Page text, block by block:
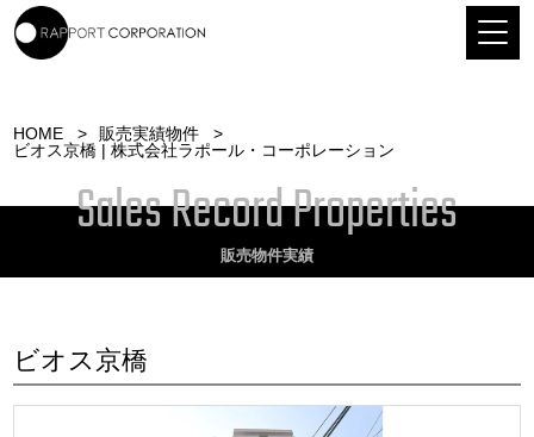
HOME
販売実績物件
ビオス京橋 | 株式会社ラポール・コーポレーション
Sales Record Properties
販売物件実績
ビオス京橋